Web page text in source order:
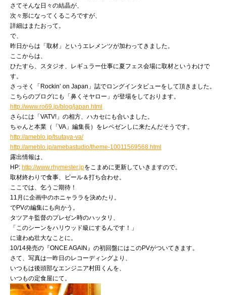
さてそんな日々の結晶が、
次々形になってくるころですが、
詳細はまたおって。
で、
昨日からは「取材」というエレメンツが加わってきました。
ここからは、
ひたすら、スタジオ、レギュラー仕事に夏フェス会場に取材というわけで
す。
さっそく「Rockin’ on Japan」誌でロングインタビューをして頂きました。
こちらのブログにも「鼻くそヤロー」が登場をしております。
http://www.ro69.jp/blog/japan.html
さらには「VATV!」の相方、ハカセにも合いました。
ちゃんと本業（「VA」編集長）をレペゼンしに来たんだそうです。
http://ameblo.jp/tsutaya-va/
http://ameblo.jp/amebastudio/theme-10011569568.html
露出情報は、
HP: http://www.rhymester.jpをこまめに更新していきますので。
取材終わりで食事、ビール＆打ち合わせ。
ここでは、乞うご期待！
11月に企画中のホニャララを決めたり。
でPVの編集にも向かう。
タツアキ監督のプレゼン時のハッタリ、
「このシーンをハリウッド級にするんです！」
に違わぬ壮大なことに。
10/14発売の『ONCE AGAIN』の初回盤にはこのPVがついてきます。
さて、写真は一昨日のレコーディングより、
いつもは後頭部なエンジニア村田くんを、
いつもの定食屋にて。